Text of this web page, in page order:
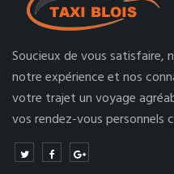
Soucieux de vous
notre expérience et nos
votre trajet un voyage
vos rendez-vous personnels